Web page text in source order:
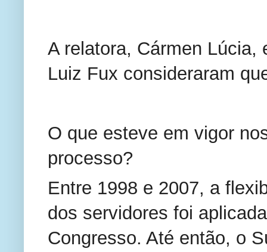
A relatora, Cármen
Luiz Fux consideraram
O que esteve em vigor
processo?
Entre 1998 e 2007, a
dos servidores foi
Congresso. Até então, o